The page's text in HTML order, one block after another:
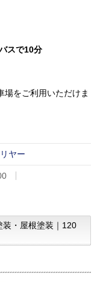
スで10分
をご利用いただけま
ヤー
装・屋根塗装｜120